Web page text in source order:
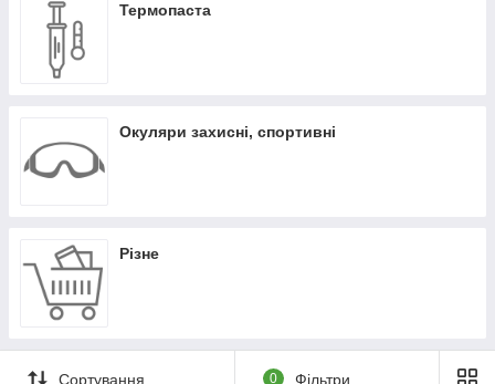
Термопаста
Окуляри захисні, спортивні
Різне
Сортування 0 Фільтри